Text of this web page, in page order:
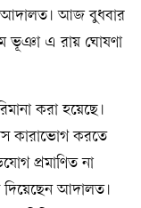
আদালত। আজ বুধবার
ভূঞা এ রায় ঘোষণা
করা হয়েছে।
কারাভোগ করতে
প্রমাণিত না
আদালত।